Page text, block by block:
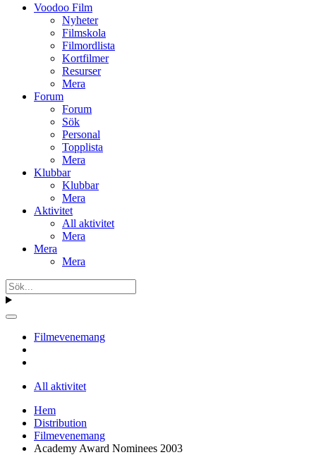
Voodoo Film
Nyheter
Filmskola
Filmordlista
Kortfilmer
Resurser
Mera
Forum
Forum
Sök
Personal
Topplista
Mera
Klubbar
Klubbar
Mera
Aktivitet
All aktivitet
Mera
Mera
Mera
Filmevenemang
All aktivitet
Hem
Distribution
Filmevenemang
Academy Award Nominees 2003